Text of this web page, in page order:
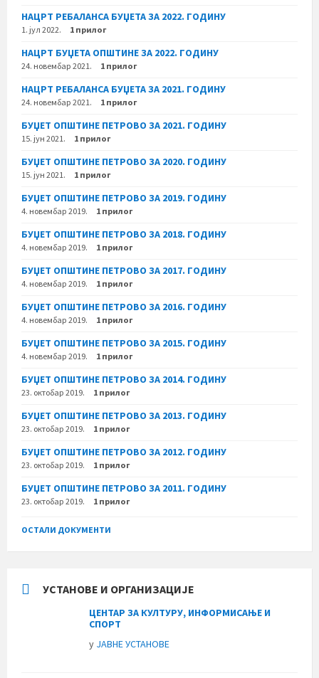
НАЦРТ РЕБАЛАНСА БУЏЕТА ЗА 2022. ГОДИНУ
1. јул 2022. 1 прилог
НАЦРТ БУЏЕТА ОПШТИНЕ ЗА 2022. ГОДИНУ
24. новембар 2021. 1 прилог
НАЦРТ РЕБАЛАНСА БУЏЕТА ЗА 2021. ГОДИНУ
24. новембар 2021. 1 прилог
БУЏЕТ ОПШТИНЕ ПЕТРОВО ЗА 2021. ГОДИНУ
15. јун 2021. 1 прилог
БУЏЕТ ОПШТИНЕ ПЕТРОВО ЗА 2020. ГОДИНУ
15. јун 2021. 1 прилог
БУЏЕТ ОПШТИНЕ ПЕТРОВО ЗА 2019. ГОДИНУ
4. новембар 2019. 1 прилог
БУЏЕТ ОПШТИНЕ ПЕТРОВО ЗА 2018. ГОДИНУ
4. новембар 2019. 1 прилог
БУЏЕТ ОПШТИНЕ ПЕТРОВО ЗА 2017. ГОДИНУ
4. новембар 2019. 1 прилог
БУЏЕТ ОПШТИНЕ ПЕТРОВО ЗА 2016. ГОДИНУ
4. новембар 2019. 1 прилог
БУЏЕТ ОПШТИНЕ ПЕТРОВО ЗА 2015. ГОДИНУ
4. новембар 2019. 1 прилог
БУЏЕТ ОПШТИНЕ ПЕТРОВО ЗА 2014. ГОДИНУ
23. октобар 2019. 1 прилог
БУЏЕТ ОПШТИНЕ ПЕТРОВО ЗА 2013. ГОДИНУ
23. октобар 2019. 1 прилог
БУЏЕТ ОПШТИНЕ ПЕТРОВО ЗА 2012. ГОДИНУ
23. октобар 2019. 1 прилог
БУЏЕТ ОПШТИНЕ ПЕТРОВО ЗА 2011. ГОДИНУ
23. октобар 2019. 1 прилог
ОСТАЛИ ДОКУМЕНТИ
УСТАНОВЕ И ОРГАНИЗАЦИЈЕ
ЦЕНТАР ЗА КУЛТУРУ, ИНФОРМИСАЊЕ И
СПОРТ
у ЈАВНЕ УСТАНОВЕ